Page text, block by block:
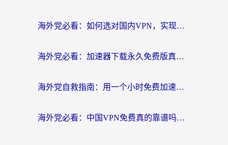
海外党必看：如何选对国内VPN，实现无缝访问国内资源？
海外党必看：加速器下载永久免费版真的存在吗？教你无缝访问国内资源的正确姿势
海外党自救指南：用一个小时免费加速器，轻松打破国内资源访问壁垒？
海外党必看：中国VPN免费真的靠谱吗？手把手教你选对回国加速器